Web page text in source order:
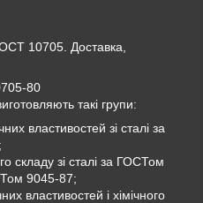
10705. Доставка,
80
такі групи:
властивостей зі сталі за
складу зі сталі за ГОСТом
9045-87;
властивостей і хімічного